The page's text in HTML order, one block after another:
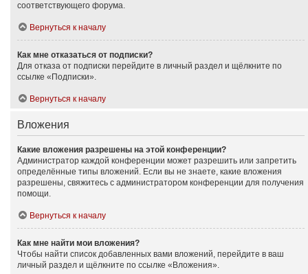
соответствующего форума.
Вернуться к началу
Как мне отказаться от подписки?
Для отказа от подписки перейдите в личный раздел и щёлкните по
ссылке «Подписки».
Вернуться к началу
Вложения
Какие вложения разрешены на этой конференции?
Администратор каждой конференции может разрешить или запретить
определённые типы вложений. Если вы не знаете, какие вложения
разрешены, свяжитесь с администратором конференции для получения
помощи.
Вернуться к началу
Как мне найти мои вложения?
Чтобы найти список добавленных вами вложений, перейдите в ваш
личный раздел и щёлкните по ссылке «Вложения».